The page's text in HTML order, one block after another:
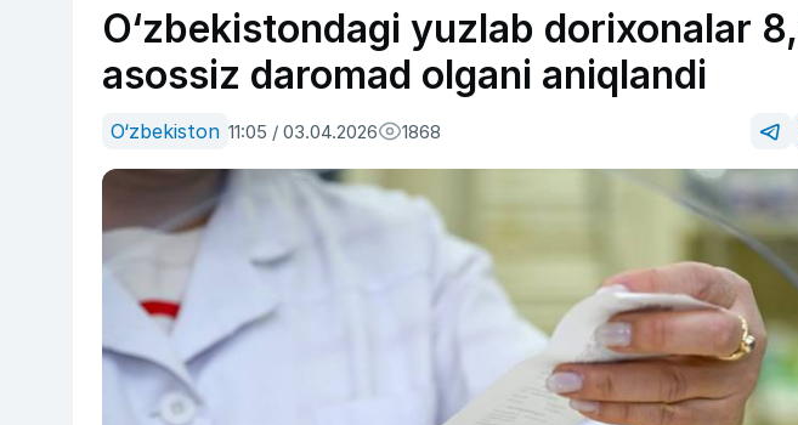
O‘zbekistondagi yuzlab dorixonalar
asossiz daromad olgani aniqlandi
O‘zbekiston 11:05 / 03.04.2026 1868